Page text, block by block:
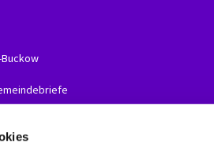
Buckow